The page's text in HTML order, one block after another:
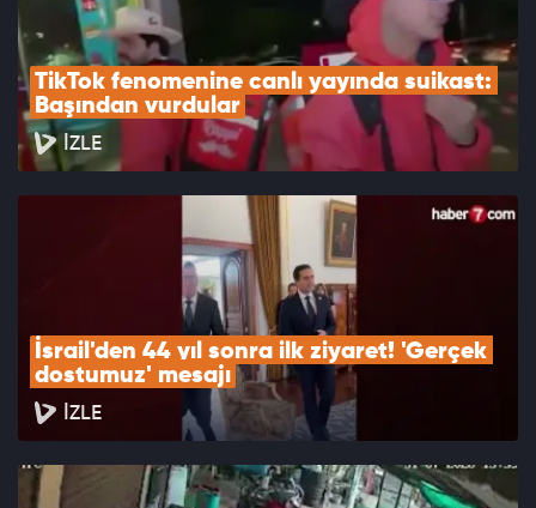
TikTok fenomenine canlı yayında suikast:
Başından vurdular
İZLE
İsrail'den 44 yıl sonra ilk ziyaret! 'Gerçek
dostumuz' mesajı
İZLE